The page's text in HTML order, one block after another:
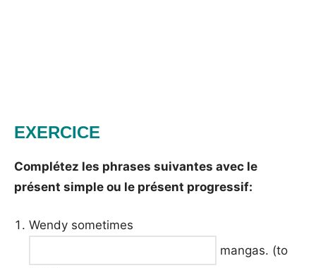
EXERCICE
Complétez les phrases suivantes avec le
présent simple ou le présent progressif:
Wendy sometimes
mangas. (to